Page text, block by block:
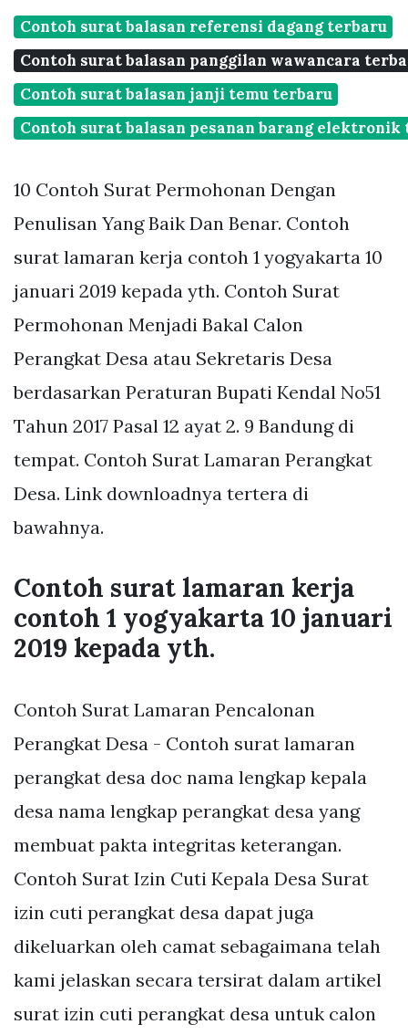
Contoh surat balasan referensi dagang terbaru
Contoh surat balasan panggilan wawancara
Contoh surat balasan janji temu terbaru
Contoh surat balasan pesanan barang elektronik
10 Contoh Surat Permohonan Dengan
Penulisan Yang Baik Dan Benar. Contoh
surat lamaran kerja contoh 1 yogyakarta 10
januari 2019 kepada yth. Contoh Surat
Permohonan Menjadi Bakal Calon
Perangkat Desa atau Sekretaris Desa
berdasarkan Peraturan Bupati Kendal No51
Tahun 2017 Pasal 12 ayat 2. 9 Bandung di
tempat. Contoh Surat Lamaran Perangkat
Desa. Link downloadnya tertera di
bawahnya.
Contoh surat lamaran kerja
contoh 1 yogyakarta 10 januari
2019 kepada yth.
Contoh Surat Lamaran Pencalonan
Perangkat Desa - Contoh surat lamaran
perangkat desa doc nama lengkap kepala
desa nama lengkap perangkat desa yang
membuat pakta integritas keterangan.
Contoh Surat Izin Cuti Kepala Desa Surat
izin cuti perangkat desa dapat juga
dikeluarkan oleh camat sebagaimana telah
kami jelaskan secara tersirat dalam artikel
surat izin cuti perangkat desa untuk calon